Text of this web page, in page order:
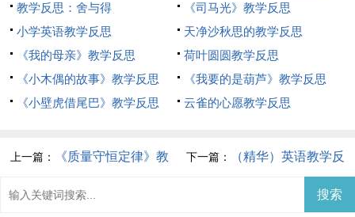
教学含反思
教学反思：舍与得
《司马光》教学反思
小学英语教学反思
天净沙秋思的教学反思
《我的母亲》教学反思
荷叶圆圆教学反思
《小木偶的故事》教学反思
《我要的是葫芦》教学反思
《小壁虎借尾巴》教学反思
云雀的心愿教学反思
上一篇：
《质量守恒定律》教
下一篇：
（精华）英语教学反